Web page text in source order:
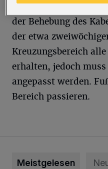
beginnen ab
der Behebung des
der etwa
Kreuzungsbereich
erhalten, jedoch
angepasst werden.
Bereich passieren.
Meistgelesen